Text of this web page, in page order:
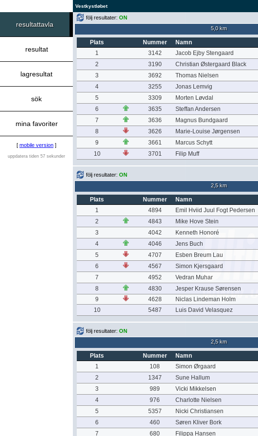
Vestkystløbet
resultattavla
resultat
lagresultat
sök
mina favoriter
[ mobile version ]
uppdatera tiden 57 sekunder
följ resultater: ON
5,0 km
Plats Nummer Namn
1
3142 Jacob Ejby Stengaard
2
3190 Christian Østergaard Black
3
3692 Thomas Nielsen
4
3255 Jonas Lemvig
5
3309 Morten Løvdal
6
3635 Steffan Andersen
7
3636 Magnus Bundgaard
8
3626 Marie-Louise Jørgensen
9
3661 Marcus Schytt
10
3701 Filip Muff
följ resultater: ON
2,5 km
Plats Nummer Namn
1
4894 Emil Hviid Juul Fogt Pedersen
2
4843 Mike Hove Stein
3
4042 Kenneth Honoré
4
4046 Jens Buch
5
4707 Esben Breum Lau
6
4567 Simon Kjersgaard
7
4952 Vedran Muhar
8
4830 Jesper Krause Sørensen
9
4628 Niclas Lindeman Holm
10
5487 Luis David Velasquez
följ resultater: ON
2,5 km
Plats Nummer Namn
1
108 Simon Ørgaard
2
1347 Sune Hallum
3
989 Vicki Mikkelsen
4
976 Charlotte Nielsen
5
5357 Nicki Christiansen
6
460 Søren Kliver Bork
7
680 Filippa Hansen